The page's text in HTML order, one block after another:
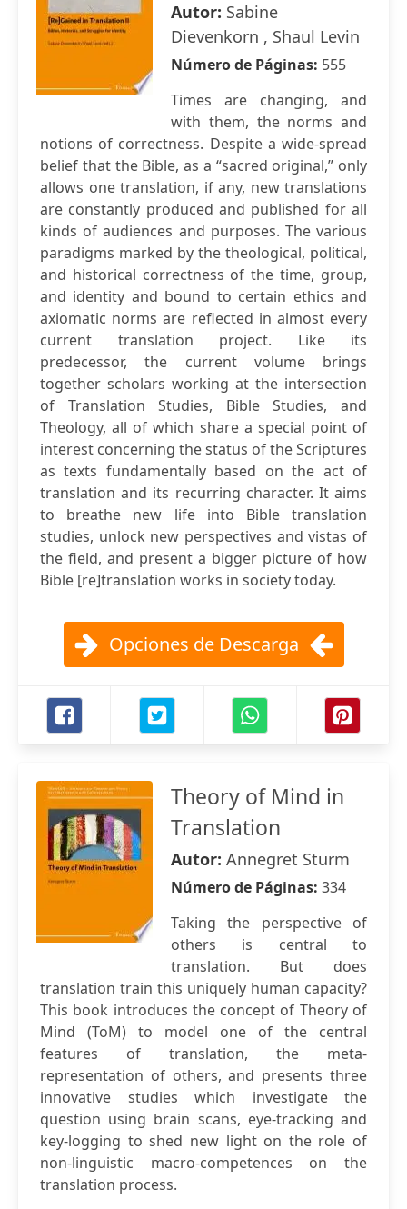
Autor: Sabine
Dievenkorn , Shaul Levin
Número de Páginas: 555
Times are changing, and
with them, the norms and
notions of correct­ness. Despite a wide-spread
belief that the Bible, as a “sacred original,” only
allows one translation, if any, new translations
are constantly produced and published for all
kinds of audiences and purposes. The various
paradigms marked by the theological, political,
and historical correctness of the time, group,
and identity and bound to certain ethics and
axiomatic norms are reflected in almost every
current translation project. Like its
predecessor, the current volume brings
together scholars working at the intersection
of Translation Studies, Bible Studies, and
Theology, all of which share a special point of
interest concerning the status of the Scriptures
as texts fundamentally based on the act of
translation and its recurring character. It aims
to breathe new life into Bible translation
studies, unlock new perspectives and vistas of
the field, and present a bigger picture of how
Bible [re]translation works in society today.
Opciones de Descarga
Theory of Mind in
Translation
Autor: Annegret Sturm
Número de Páginas: 334
Taking the perspective of
others is central to
translation. But does
translation train this uniquely human capacity?
This book introduces the concept of Theory of
Mind (ToM) to model one of the central
features of translation, the meta-
representation of others, and presents three
innovative studies which investigate the
question using brain scans, eye-tracking and
key-logging to shed new light on the role of
non-linguistic macro-competences on the
translation process.